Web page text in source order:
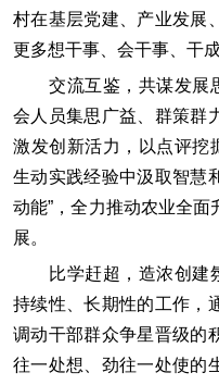
村在基层党建、产业发展
更多想干事、会干事、干
交流互鉴，共谋发展思
会人员集思广益、群策群
激发创新活力，以点评挖
生动实践经验中汲取智慧
动能”，全力推动农业全
展。
比学赶超，造浓创建氛
持续性、长期性的工作，
调动干部群众争星晋级的
往一处想、劲往一处使的